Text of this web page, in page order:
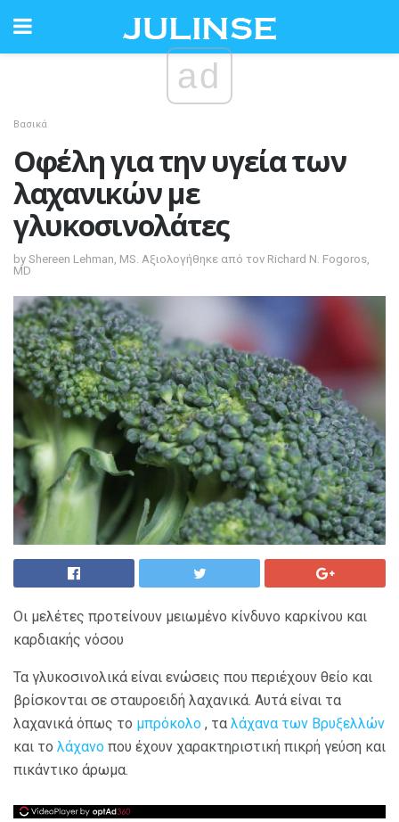
ad
Βασικά
Οφέλη για την υγεία των
λαχανικών με
γλυκοσινολάτες
by Shereen Lehman, MS. Αξιολογήθηκε από τον Richard N. Fogoros,
MD
Οι μελέτες προτείνουν μειωμένο κίνδυνο καρκίνου και
καρδιακής νόσου
Τα γλυκοσινολικά είναι ενώσεις που περιέχουν θείο και
βρίσκονται σε σταυροειδή λαχανικά. Αυτά είναι τα
λαχανικά όπως το μπρόκολο , τα λάχανα των Βρυξελλών
και το λάχανο που έχουν χαρακτηριστική πικρή γεύση και
πικάντικο άρωμα.